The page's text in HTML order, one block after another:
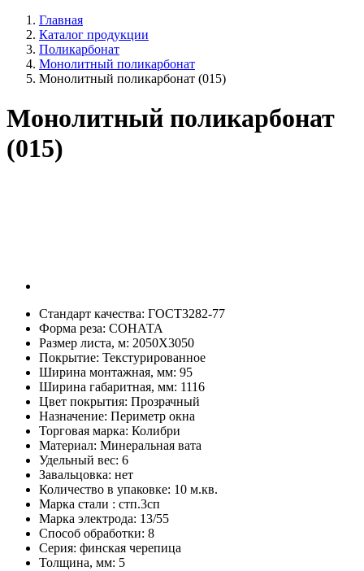
Главная
Каталог продукции
Поликарбонат
Монолитный поликарбонат
Монолитный поликарбонат (015)
Монолитный поликарбонат
(015)
Стандарт качества: ГОСТ3282-77
Форма реза: СОНАТА
Размер листа, м: 2050Х3050
Покрытие: Текстурированное
Ширина монтажная, мм: 95
Ширина габаритная, мм: 1116
Цвет покрытия: Прозрачный
Назначение: Периметр окна
Торговая марка: Колибри
Материал: Минеральная вата
Удельный вес: 6
Завальцовка: нет
Количество в упаковке: 10 м.кв.
Марка стали : стп.3сп
Марка электрода: 13/55
Способ обработки: 8
Серия: финская черепица
Толщина, мм: 5